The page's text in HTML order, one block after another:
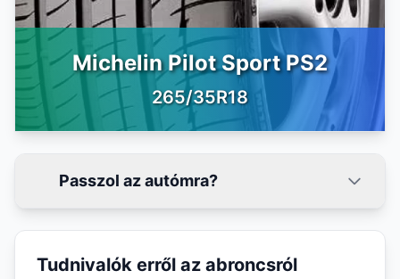
Michelin Pilot Sport PS2
265/35R18
Passzol az autómra?
Tudnivalók erről az abroncsról